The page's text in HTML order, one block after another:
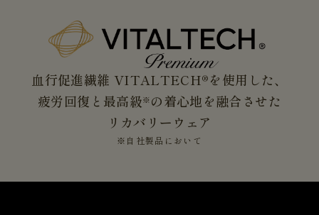
血行促進繊維 VITALTECH®を使用した、
疲労回復と最高級※ の着心地を融合させた
リカバリーウェア
※自社製品において